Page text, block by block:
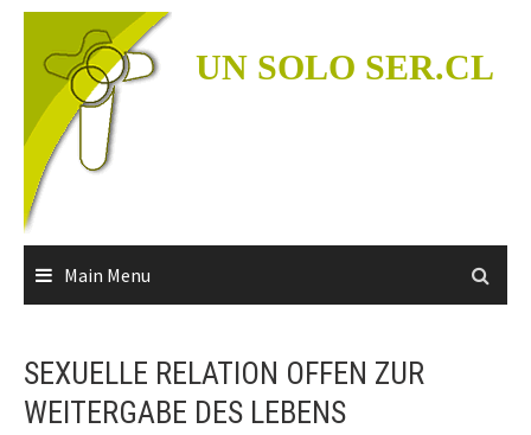
Skip
content
UN SOLO SER.CL
Main Menu
SEXUELLE RELATION OFFEN ZUR
WEITERGABE DES LEBENS